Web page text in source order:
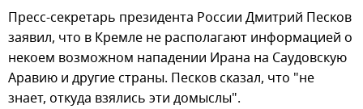
Пресс-секретарь президента России Дмитрий Песков
заявил, что в Кремле не располагают информацией о
некоем возможном нападении Ирана на Саудовскую
Аравию и другие страны. Песков сказал, что "не
знает, откуда взялись эти домыслы".